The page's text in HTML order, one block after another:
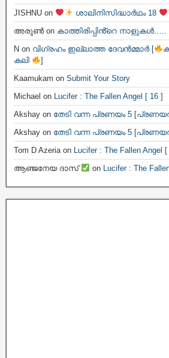
JISHNU on ശാലിനിസിദ്ധാർഥം 18
അരുൺon കാത്തിരിപ്പിൻ്റെ
N on വിഗ്രഹം ഇല്ലാത്ത ദേവൻമ്മാർ [
കലി
]
Kaamukam on Submit Your Story
Michael on Lucifer : The Fallen Angel [ 16 ]
Akshay on തേടി വന്ന പ്രണയം 5
Akshay on തേടി വന്ന പ്രണയം 5
Tom D Azeriaon Lucifer : The Fallen Angel [
ആഞ്ജനേയ ദാസ്
on Lucifer : The